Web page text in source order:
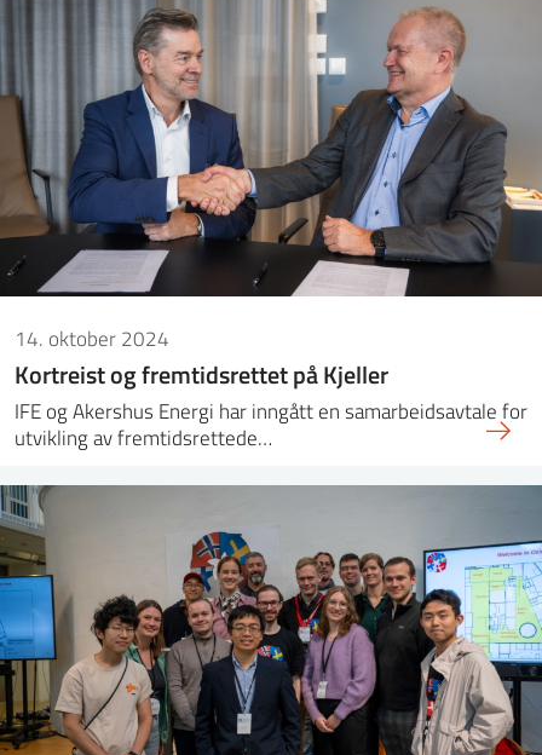
14. oktober 2024
Kortreist og fremtidsrettet på Kjeller
IFE og Akershus Energi har inngått en samarbeidsavtale for
utvikling av fremtidsrettede…